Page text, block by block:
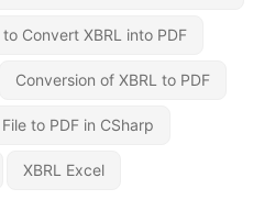
to Convert XBRL into PDF
Conversion of XBRL to PDF
to PDF in CSharp
XBRL Excel